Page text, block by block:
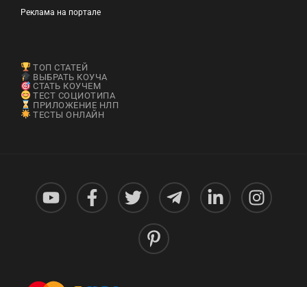
Реклама на портале
ТОП СТАТЕЙ
ВЫБРАТЬ КОУЧА
СТАТЬ КОУЧЕМ
ТЕСТ СОЦИОТИПА
ПРИЛОЖЕНИЕ НЛП
ТЕСТЫ ОНЛАЙН